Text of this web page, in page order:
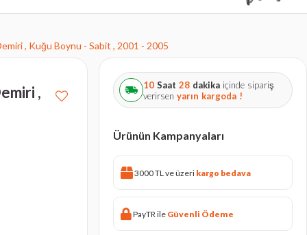
, Kuğu Boynu - Sabit , 2001 - 2005
,
10 Saat 28 dakika içinde sipariş
verirsen yarın kargoda !
Ürünün Kampanyaları
3000 TL ve üzeri kargo bedava
PayTR ile Güvenli Ödeme